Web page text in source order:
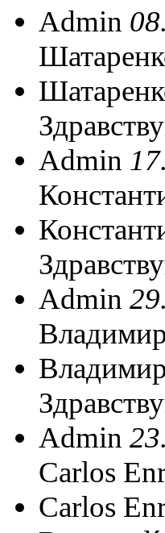
Admin
Admin
Admin
Владимир
Admin
Carlos
Carlos